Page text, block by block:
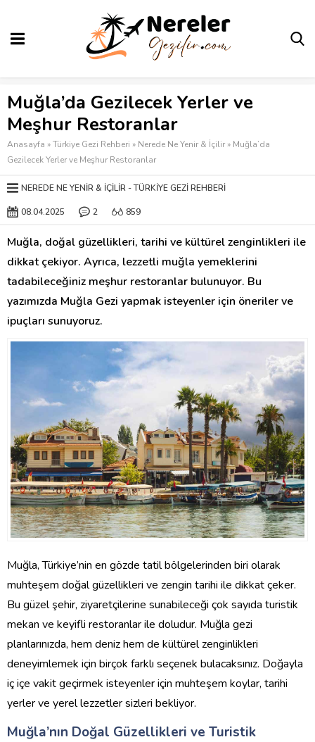
Muğla’da Gezilecek Yerler ve
Meşhur Restoranlar
Anasayfa »Türkiye Gezi Rehberi » Nerede Ne Yenir & İçilir» Muğla’da
Gezilecek Yerler ve Meşhur Restoranlar
NEREDE NE YENIR & İÇILIR TÜRKIYE GEZI REHBERI
08.04.2025 2 859
Muğla, doğal güzellikleri, tarihi ve kültürel zenginlikleri ile
dikkat çekiyor. Ayrıca, lezzetli muğla yemeklerini
tadabileceğiniz meşhur restoranlar bulunuyor. Bu
yazımızda Muğla Gezi yapmak isteyenler için öneriler ve
ipuçları sunuyoruz.
Muğla, Türkiye’nin en gözde tatil bölgelerinden biri olarak
muhteşem doğal güzellikleri ve zengin tarihi ile dikkat çeker.
Bu güzel şehir, ziyaretçilerine sunabileceği çok sayıda turistik
mekan ve keyifli restoranlar ile doludur. Muğla gezi
planlarınızda, hem deniz hem de kültürel zenginlikleri
deneyimlemek için birçok farklı seçenek bulacaksınız. Doğayla
iç içe vakit geçirmek isteyenler için muhteşem koylar, tarihi
yerler ve yerel lezzetler sizleri bekliyor.
Muğla’nın Doğal Güzellikleri ve Turistik